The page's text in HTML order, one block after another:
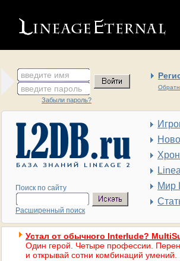
введите имя
введите пароль
Забыли пароль?
Поиск по сайту
Расширенный поиск
Мир
Устал от обычного Interlude?
Один герой. Четыре профессии.
и открывай сотни комбинаций умений.